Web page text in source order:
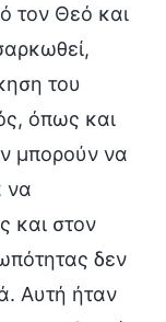
τον Θεό και
του
όπως και
μπορούν να
να
και στον
δεν
Αυτή ήταν